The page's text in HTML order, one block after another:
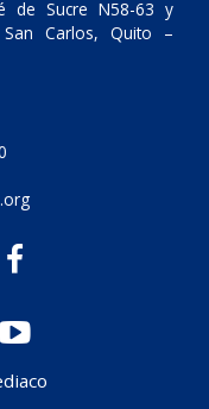
de Sucre N58-63 y
Carlos, Quito –